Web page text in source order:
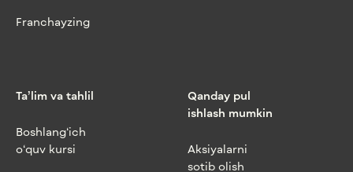
Franchayzing
Ta’lim va tahlil
Boshlang‘ich
o‘quv kursi
Qanday pul
ishlash mumkin
Aksiyalarni
sotib olish